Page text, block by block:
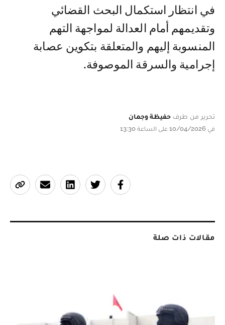
في انتظار استكمال البحث القضائي
وتقديمهم أمام العدالة لمواجهة التهم
المنسوبة إليهم والمتعلقة بتكوين عصابة
إجرامية والسرقة الموصوفة.
تحرير من طرف حفيظة وجمان
في 10/04/2026 على الساعة 13:30
مقالات ذات صلة